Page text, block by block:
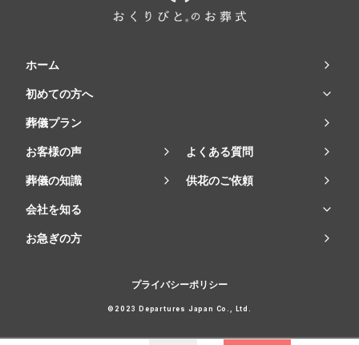
ホーム
初めての方へ
葬儀プラン
お客様の声 よくある質問
葬儀の知識 供花のご依頼
会社を知る
お急ぎの方
プライバシーポリシー
©2023 Departures Japan Co., Ltd.